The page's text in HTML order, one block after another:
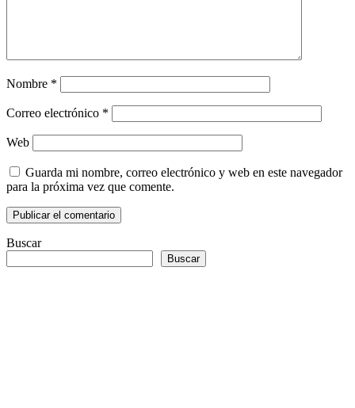
Nombre *
Correo electrónico *
Web
Guarda mi nombre, correo electrónico y web en este navegador
para la próxima vez que comente.
Buscar
Buscar